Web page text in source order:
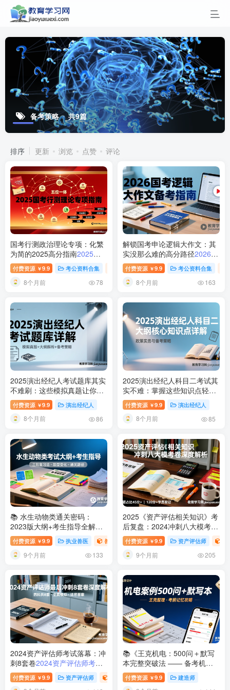
备考策略 共9篇
排序 更新 浏览 点赞 评论
国考行测政治理论专项：化繁
为简的2025高分指南2025国
考行测政治理论专项备考指南
付费资源 ￥9.9 考公资料合集 行测-政治理论（国考2025新增科目）
8个月前 78
解锁国考申论逻辑大作文：其
实没那么难的高分路径2026国
家公务员考试逻辑大作文备考
指南
付费资源 ￥9.9 考公资料合集
8个月前 163
2025演出经纪人考试题库其实
不难刷：这些模拟真题让你稳
稳上岸2025演出经纪人考试题
库解析与备考策略
付费资源 ￥9.9 演出经纪人
8个月前 86
2025演出经纪人科目二考试其
实不难：掌握这些知识点轻松
过关2025演出经纪人资格考试
科目二大纲详解
付费资源 ￥9.9 演出经纪人
8个月前 85
📚 水生动物类通关密码：
2023版大纲+考生指导全解析
水生动物类执业兽医考试大纲
与备考指南
付费资源 ￥9.9 执业兽医 兽医之水生动物系列
9个月前 133
2025《资产评估相关知识》考
后复盘：2024冲刺八大模考
卷|被验证的训练材料 2025资
产评估师相关知识冲刺模考卷
解析
付费资源 ￥9.9 资产评估师
9个月前 205
2024资产评估师考试落幕：冲
刺8套卷2024资产评估师考试
冲刺8套卷解析
付费资源 ￥9.9 资产评估师 稀缺资源
📚《王克机电：500问＋默写
本完整突破法 —— 备考机电
实务的终极记忆攻略》
一建机电 案例500问＋默写本
付费资源 ￥9.9 建造师